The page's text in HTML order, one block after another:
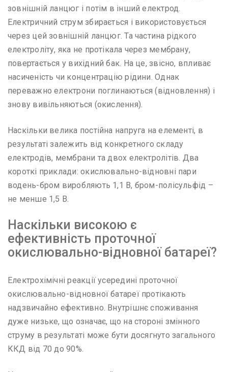
зовнішній ланцюг і потім в інший електрод.
Електричний струм збирається і використовується
через цей зовнішній ланцюг. Та частина рідкого
електроліту, яка не протікала через мембрану,
повертається у вихідний бак. На це, звісно, ​​впливає
насиченість чи концентрацію рідини. Однак
переважно електрони поглинаються (відновлення) і
знову вивільняються (окислення).
Наскільки велика постійна напруга на елементі, в
результаті залежить від конкретного складу
електродів, мембрани та двох електролітів. Два
короткі приклади: окислювально-відновні пари
водень-бром виробляють 1,1 В, бром-полісульфід –
не менше 1,5 В.
Наскільки високою є
ефективність проточної
окислювально-відновної батареї?
Електрохімічні реакції усередині проточної
окислювально-відновної батареї протікають
надзвичайно ефективно. Внутрішнє споживання
дуже низьке, що означає, що на стороні змінного
струму в результаті може бути досягнуто загального
ККД від 70 до 90%.